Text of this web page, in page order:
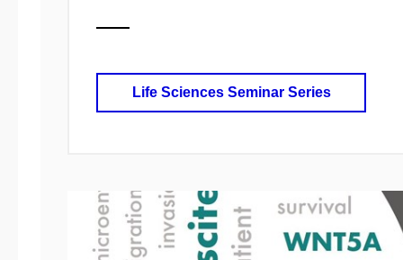
Life Sciences Seminar Series